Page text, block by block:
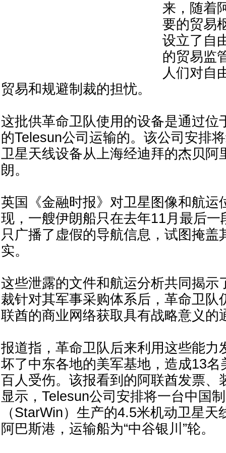
来，随着
要的贸易
设立了自
的贸易监
人们对自
贸易和规避制裁的担忧。
这批供革命卫队使用的设备是通过位
的Telesun公司运输的。该公司安排
卫星天线设备从上海经迪拜的杰贝阿
朗。
英国《金融时报》对卫星图像和航运
现，一艘伊朗船只在去年11月最后一
只广播了虚假的导航信息，试图掩盖
实。
这些泄露的文件和航运分析共同揭示
裁针对其军事采购体系后，革命卫队
联酋的商业网络获取具有战略意义的
报道指，革命卫队后来利用这些能力
坏了中东各地的美军基地，造成13名
百人受伤。该报看到的阿联酋发票、
显示，Telesun公司安排将一台中国
（StarWin）生产的4.5米机动卫星
阿巴斯港，运输船为“中谷银川”轮。